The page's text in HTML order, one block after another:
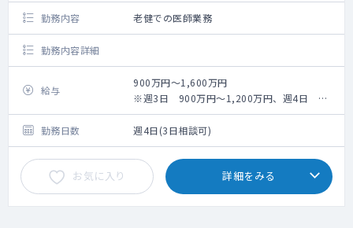
勤務内容 老健での医師業務
勤務内容詳細
給与
900万円～1,600万円
※週3日 900万円～1,200万円、週4日
1,200万円～1,600万円
勤務日数
週4日(3日相談可)
お気に入り 詳細をみる